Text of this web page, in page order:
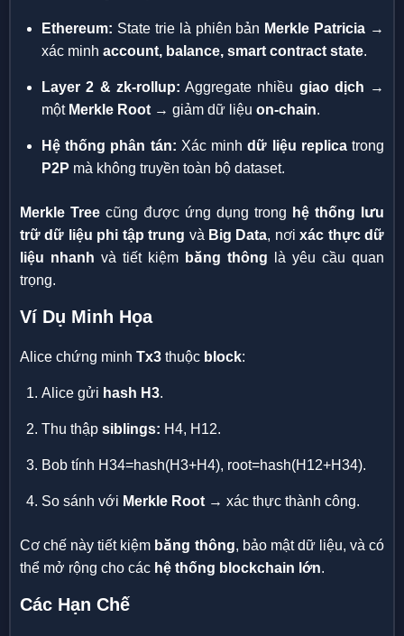
Ethereum: State trie là phiên bản Merkle Patricia →
xác minh account, balance, smart contract state.
Layer 2 & zk-rollup: Aggregate nhiều giao dịch →
một Merkle Root → giảm dữ liệu on-chain.
Hệ thống phân tán: Xác minhdữ liệu replicatrong
P2P mà không truyền toàn bộ dataset.
Merkle Tree cũng được ứng dụng trong hệ thống lưu
trữ dữ liệu phi tập trung và Big Data, nơixác thực dữ
liệu nhanh và tiết kiệm băng thông là yêu cầu quan
trọng.
Ví Dụ Minh Họa
Alice chứng minh Tx3 thuộc block:
Alice gửi hash H3.
Thu thập siblings: H4, H12.
Bob tính H34=hash(H3+H4), root=hash(H12+H34).
So sánh với Merkle Root → xác thực thành công.
Cơ chế này tiết kiệm băng thông, bảo mật dữ liệu, và có
thể mở rộng cho các hệ thống blockchain lớn.
Các Hạn Chế